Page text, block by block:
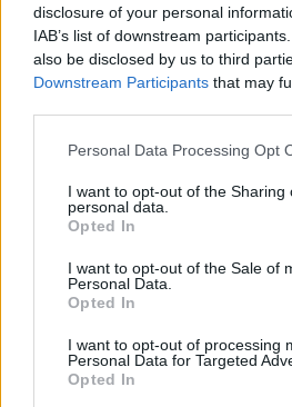
disclosure of your personal
IAB’s list of downstream
also be disclosed by us to third
Downstream Participants that may
Please note that this website/app
not limited to your visit or usage
grant or deny consent to Google
use your data for below specified
consent section.
Personal Data Processing Opt
I want to opt-out of the Sharing
personal data.
Opted In
I want to opt-out of the Sale of
Personal Data.
Opted In
I want to opt-out of processing
Personal Data for Targeted
Opted In
jelentősége van a
irodalom történetében.
Vitaltippek
Irodalom Erdély